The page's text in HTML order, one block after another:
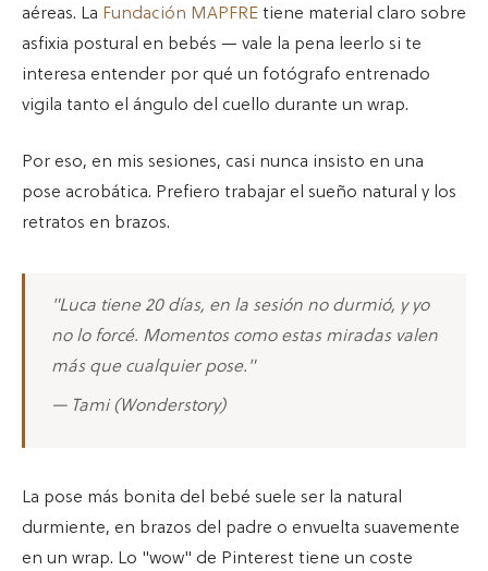
aéreas. La Fundación MAPFRE tiene material claro sobre
asfixia postural en bebés — vale la pena leerlo si te
interesa entender por qué un fotógrafo entrenado
vigila tanto el ángulo del cuello durante un wrap.
Por eso, en mis sesiones, casi nunca insisto en una
pose acrobática. Prefiero trabajar el sueño natural y los
retratos en brazos.
"Luca tiene 20 días, en la sesión no durmió, y yo
no lo forcé. Momentos como estas miradas valen
más que cualquier pose."
— Tami (Wonderstory)
La pose más bonita del bebé suele ser la natural
durmiente, en brazos del padre o envuelta suavemente
en un wrap. Lo "wow" de Pinterest tiene un coste